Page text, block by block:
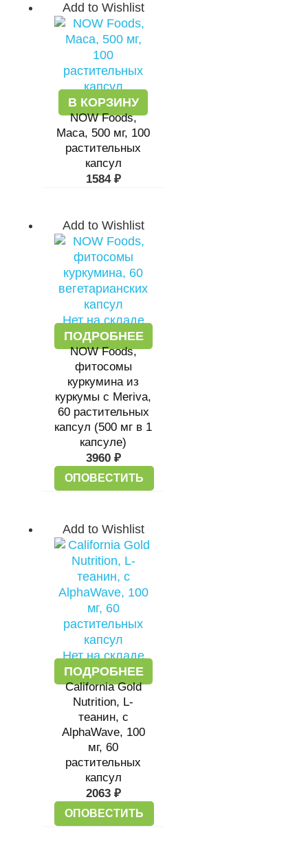
Add to Wishlist
В КОРЗИНУ
NOW Foods,
Maca, 500 мг, 100
растительных
капсул
1584 ₽
Add to Wishlist
Нет на складе
ПОДРОБНЕЕ
NOW Foods,
фитосомы
куркумина из
куркумы с Meriva,
60 растительных
капсул (500 мг в 1
капсуле)
3960 ₽
ОПОВЕСТИТЬ
Add to Wishlist
Нет на складе
ПОДРОБНЕЕ
California Gold
Nutrition, L-
теанин, с
AlphaWave, 100
мг, 60
растительных
капсул
2063 ₽
ОПОВЕСТИТЬ